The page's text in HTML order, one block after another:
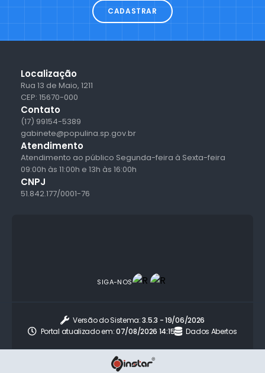
CADASTRAR
SIGA-NOS
Localização
Rua 13 de Maio, 1211
CEP: 15670-000
Contato
(17) 99154-5389
gabinete@populina.sp.gov.br
Atendimento
Atendimento ao público Segunda-feira à Sexta-feira
09:00h às 11:00h e 13h às 16:00h
CNPJ
51.842.177/0001-76
Versão do Sistema:3.5.3 - 19/06/2026
Portal atualizado em:07/08/2026 14:15 Dados Abertos